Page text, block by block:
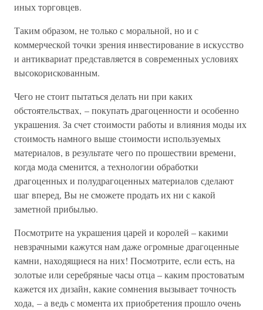
иных торговцев.
Таким образом, не только с моральной, но и с
коммерческой точки зрения инвестирование в искусство
и антиквариат представляется в современных условиях
высокорискованным.
Чего не стоит пытаться делать ни при каких
обстоятельствах, – покупать драгоценности и особенно
украшения. За счет стоимости работы и влияния моды их
стоимость намного выше стоимости используемых
материалов, в результате чего по прошествии времени,
когда мода сменится, а технологии обработки
драгоценных и полудрагоценных материалов сделают
шаг вперед, Вы не сможете продать их ни с какой
заметной прибылью.
Посмотрите на украшения царей и королей – какими
невзрачными кажутся нам даже огромные драгоценные
камни, находящиеся на них! Посмотрите, если есть, на
золотые или серебряные часы отца – каким простоватым
кажется их дизайн, какие сомнения вызывает точность
хода, – а ведь с момента их приобретения прошло очень